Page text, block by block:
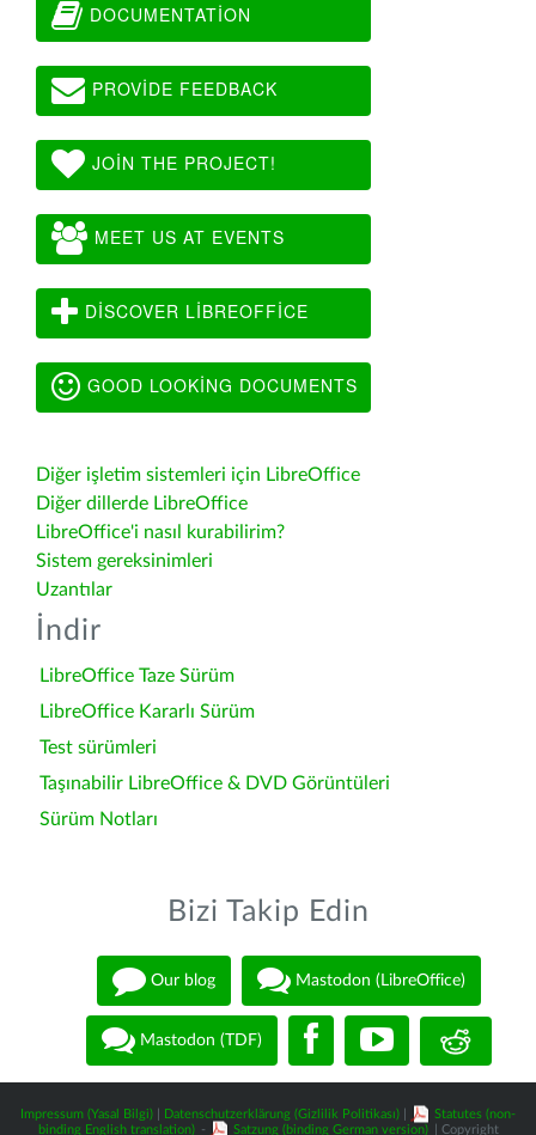
DOCUMENTATION
PROVIDE FEEDBACK
JOIN THE PROJECT!
MEET US AT EVENTS
DISCOVER LIBREOFFICE
GOOD LOOKING DOCUMENTS
Diğer işletim sistemleri için LibreOffice
Diğer dillerde LibreOffice
LibreOffice'i nasıl kurabilirim?
Sistem gereksinimleri
Uzantılar
İndir
LibreOffice Taze Sürüm
LibreOffice Kararlı Sürüm
Test sürümleri
Taşınabilir LibreOffice & DVD Görüntüleri
Sürüm Notları
Bizi Takip Edin
Our blog Mastodon (LibreOffice)
Mastodon (TDF)
Impressum (Yasal Bilgi) Datenschutzerklärung (Gizlilik Politikası)
Statutes (non-
binding English translation) - Satzung (binding German version) | Copyright